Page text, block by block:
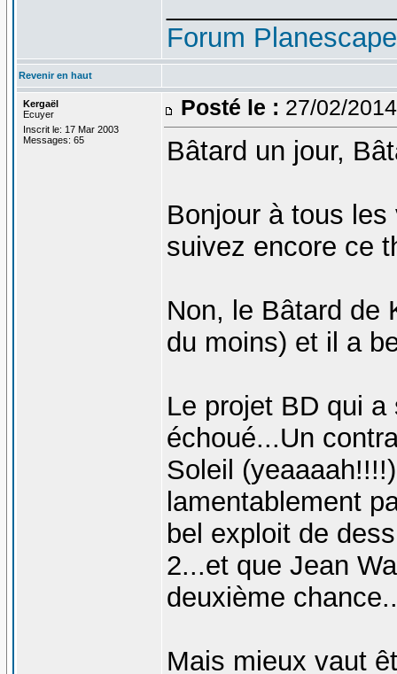
Forum
Revenir en haut
Kergaël
Ecuyer
Inscrit le: 17 Mar 2003
Messages: 65
Posté le : 27/02/
Bâtard un jour,
Bonjour à tous
suivez encore ce
Non, le Bâtard de
du moins) et il a
Le projet BD qui
échoué...Un
Soleil
lamentablement
bel exploit de
2...et que Jean
deuxième
Mais mieux vaut